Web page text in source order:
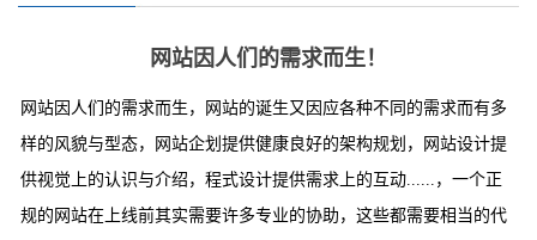
网站因人们的需求而生！
网站因人们的需求而生，网站的诞生又因应各种不同的需求而有多
样的风貌与型态，网站企划提供健康良好的架构规划，网站设计提
供视觉上的认识与介绍，程式设计提供需求上的互动......，一个正
规的网站在上线前其实需要许多专业的协助，这些都需要相当的代